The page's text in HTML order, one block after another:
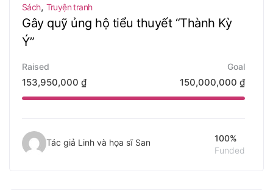
Sách, Truyện tranh
Gây quỹ ủng hộ tiểu thuyết “Thành Kỳ
Ý”
153,950,000 ₫
Raised
150,000,000 ₫
Goal
Tác giả Linh và họa sĩ San
100%
Funded